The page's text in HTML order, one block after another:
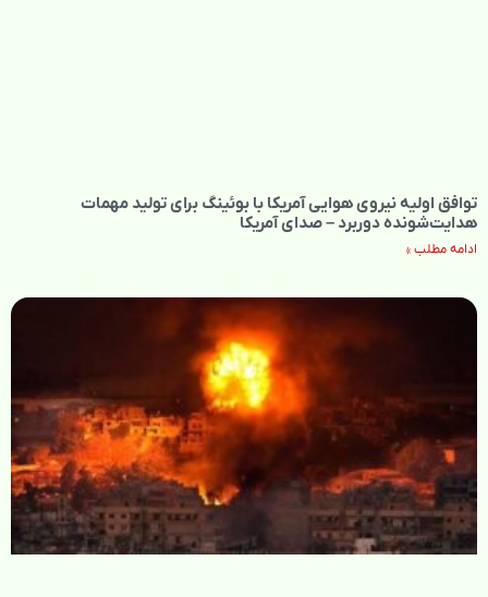
توافق اولیه نیروی هوایی آمریکا با بوئینگ برای تولید مهمات
هدایت‌شونده دوربرد – صدای آمریکا
ادامه مطلب »